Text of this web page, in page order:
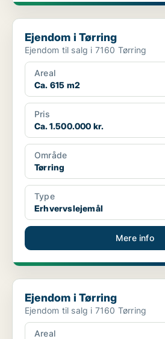
Ejendom i Tørring
Ejendom i Tørring
Ejendom til salg i 7160 Tørring
Areal
Ca. 615 m2
Pris
Ca. 1.500.000 kr.
Område
Tørring
Type
Erhvervslejemål
Mere info
Ejendom i Tørring
Ejendom i Tørring
Ejendom til salg i 7160 Tørring
Areal